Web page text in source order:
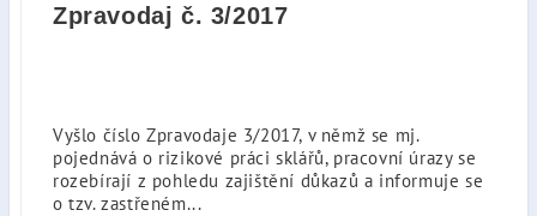
Zpravodaj č. 3/2017
Vyšlo číslo Zpravodaje 3/2017, v němž se mj.
pojednává o rizikové práci sklářů, pracovní úrazy se
rozebírají z pohledu zajištění důkazů a informuje se
o tzv. zastřeném...